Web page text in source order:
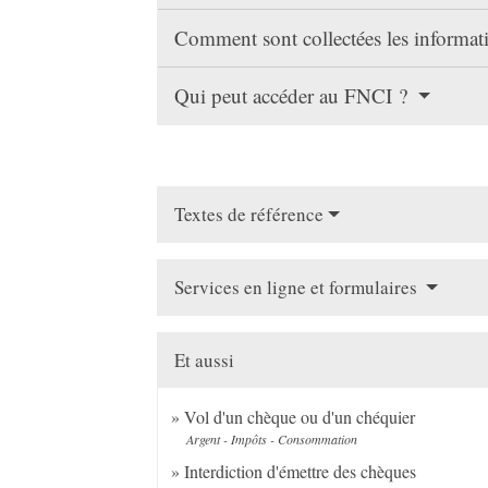
Comment sont collectées les
Qui peut accéder au FNCI ?
Textes de référence
Services en ligne et formulaires
Et aussi
Vol d'un chèque ou d'un chéquier
Argent - Impôts - Consommation
Interdiction d'émettre des chèques